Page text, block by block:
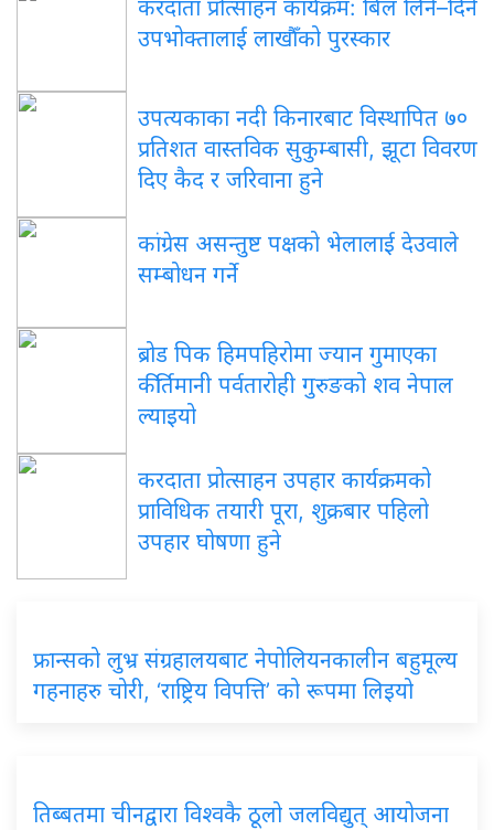
करदाता प्रोत्साहन कार्यक्रम: बिल लिने–दिने
उपभोक्तालाई लाखौँको पुरस्कार
उपत्यकाका नदी किनारबाट विस्थापित ७०
प्रतिशत वास्तविक सुकुम्बासी, झूटा विवरण
दिए कैद र जरिवाना हुने
कांग्रेस असन्तुष्ट पक्षको भेलालाई देउवाले
सम्बोधन गर्ने
ब्रोड पिक हिमपहिरोमा ज्यान गुमाएका
कीर्तिमानी पर्वतारोही गुरुङको शव नेपाल
ल्याइयो
करदाता प्रोत्साहन उपहार कार्यक्रमको
प्राविधिक तयारी पूरा, शुक्रबार पहिलो
उपहार घोषणा हुने
फ्रान्सको लुभ्र संग्रहालयबाट नेपोलियनकालीन बहुमूल्य
गहनाहरु चोरी, ‘राष्ट्रिय विपत्ति’ को रूपमा लिइयो
तिब्बतमा चीनद्वारा विश्वकै ठूलो जलविद्युत् आयोजना